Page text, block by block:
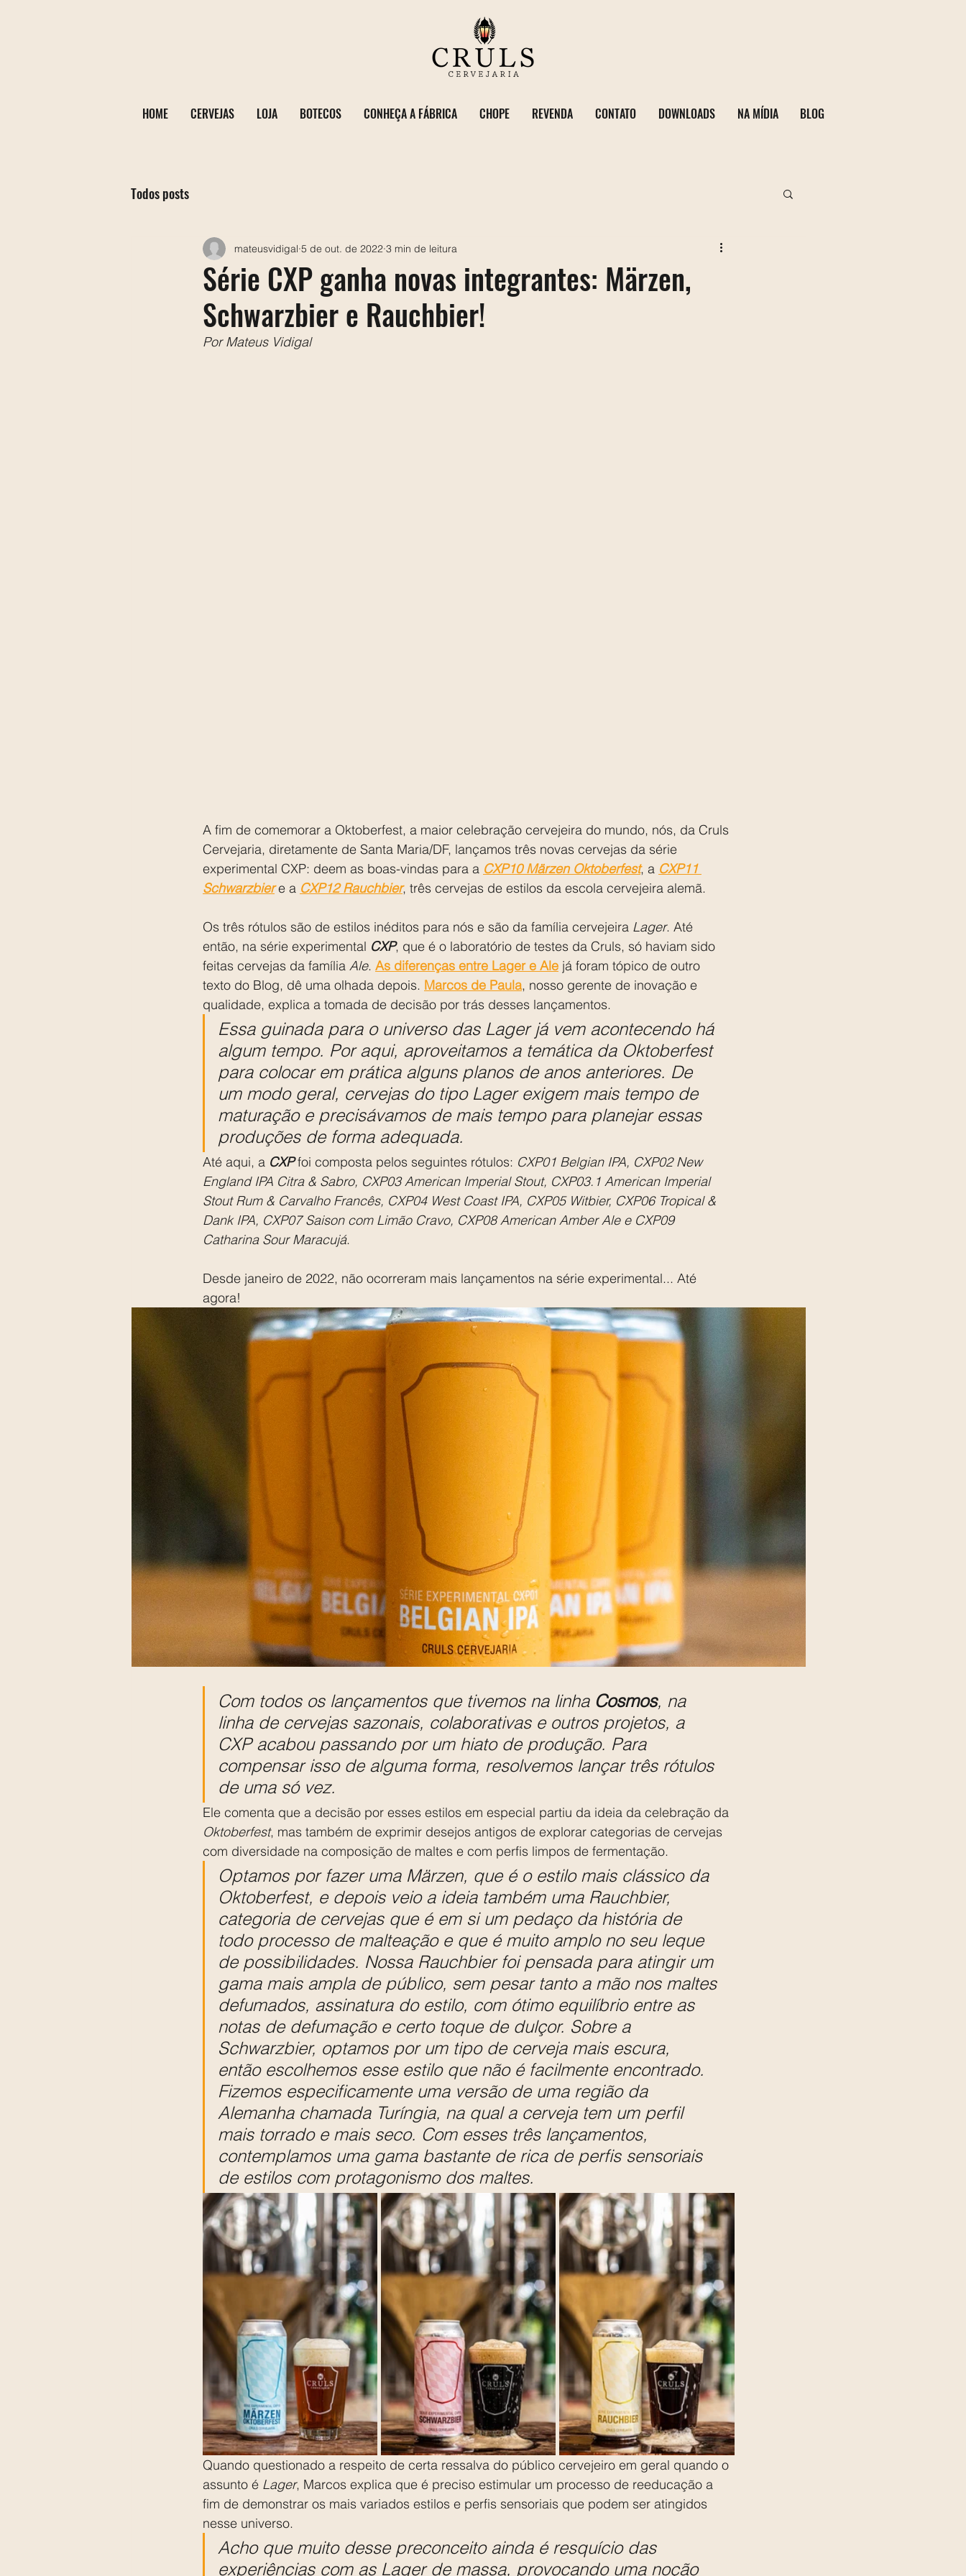
HOME CERVEJAS LOJA BOTECOS CONHEÇA A FÁBRICA CHOPE REVENDA CONTATO DOWNLOADS NA MÍDIA BLOG
Todos posts
Série CXP ganha novas integrantes: Märzen,
Schwarzbier e Rauchbier!
mateusvidigal 5 de out. de 2022 3 min de leitura
Por Mateus Vidigal
A fim de comemorar a Oktoberfest, a maior celebração cervejeira do mundo, nós, da Cruls
Cervejaria, diretamente de Santa Maria/DF, lançamos três novas cervejas da série
experimental CXP: deem as boas-vindas para a CXP10 Märzen Oktoberfest, a CXP11
Schwarzbier e a CXP12 Rauchbier, três cervejas de estilos da escola cervejeira alemã.
Os três rótulos são de estilos inéditos para nós e são da família cervejeira Lager. Até
então, na série experimental CXP, que é o laboratório de testes da Cruls, só haviam sido
feitas cervejas da família Ale. As diferenças entre Lager e Ale já foram tópico de outro
texto do Blog, dê uma olhada depois. Marcos de Paula, nosso gerente de inovação e
qualidade, explica a tomada de decisão por trás desses lançamentos.
Essa guinada para o universo das Lager já vem acontecendo há
algum tempo. Por aqui, aproveitamos a temática da Oktoberfest
para colocar em prática alguns planos de anos anteriores. De
um modo geral, cervejas do tipo Lager exigem mais tempo de
maturação e precisávamos de mais tempo para planejar essas
produções de forma adequada.
Até aqui, a CXP foi composta pelos seguintes rótulos: CXP01 Belgian IPA, CXP02 New
England IPA Citra & Sabro, CXP03 American Imperial Stout, CXP03.1 American Imperial
Stout Rum & Carvalho Francês, CXP04 West Coast IPA, CXP05 Witbier, CXP06 Tropical &
Dank IPA, CXP07 Saison com Limão Cravo, CXP08 American Amber Ale e CXP09
Catharina Sour Maracujá.
Desde janeiro de 2022, não ocorreram mais lançamentos na série experimental... Até
agora!
Com todos os lançamentos que tivemos na linha Cosmos, na
linha de cervejas sazonais, colaborativas e outros projetos, a
CXP acabou passando por um hiato de produção. Para
compensar isso de alguma forma, resolvemos lançar três rótulos
de uma só vez.
Ele comenta que a decisão por esses estilos em especial partiu da ideia da celebração da
Oktoberfest, mas também de exprimir desejos antigos de explorar categorias de cervejas
com diversidade na composição de maltes e com perfis limpos de fermentação.
Optamos por fazer uma Märzen, que é o estilo mais clássico da
Oktoberfest, e depois veio a ideia também uma Rauchbier,
categoria de cervejas que é em si um pedaço da história de
todo processo de malteação e que é muito amplo no seu leque
de possibilidades. Nossa Rauchbier foi pensada para atingir um
gama mais ampla de público, sem pesar tanto a mão nos maltes
defumados, assinatura do estilo, com ótimo equilíbrio entre as
notas de defumação e certo toque de dulçor. Sobre a
Schwarzbier, optamos por um tipo de cerveja mais escura,
então escolhemos esse estilo que não é facilmente encontrado.
Fizemos especificamente uma versão de uma região da
Alemanha chamada Turíngia, na qual a cerveja tem um perfil
mais torrado e mais seco. Com esses três lançamentos,
contemplamos uma gama bastante de rica de perfis sensoriais
de estilos com protagonismo dos maltes.
Quando questionado a respeito de certa ressalva do público cervejeiro em geral quando o
assunto é Lager, Marcos explica que é preciso estimular um processo de reeducação a
fim de demonstrar os mais variados estilos e perfis sensoriais que podem ser atingidos
nesse universo.
Acho que muito desse preconceito ainda é resquício das
experiências com as Lager de massa, provocando uma noção